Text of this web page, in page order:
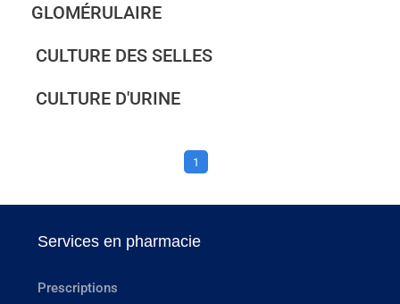
GLOMÉRULAIRE
CULTURE DES SELLES
CULTURE D'URINE
1
Services en pharmacie
Prescriptions